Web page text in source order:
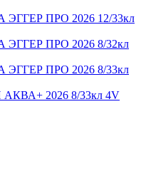
ПРО 2026 12/33кл
ПРО 2026 8/32кл
ПРО 2026 8/33кл
2026 8/33кл 4V